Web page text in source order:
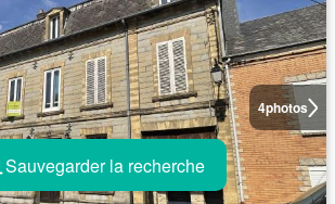
4photos
Sauvegarder la recherche